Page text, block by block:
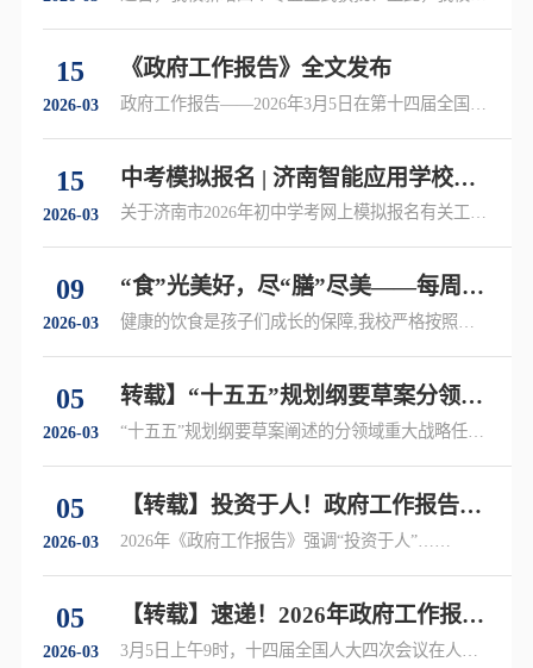
15
2026-03
《政府工作报告》全文发布
政府工作报告——2026年3月5日在第十四届全国人
15
2026-03
中考模拟报名 | 济南智能应用学校关
于济南市2026年初中学考网上模拟报
名温馨提示
关于济南市2026年初中学考网上模拟报名有关工作
09
2026-03
“食”光美好，尽“膳”尽美——每周食
谱来啦
健康的饮食是孩子们成长的保障,我校严格按照每
05
2026-03
转载】“十五五”规划纲要草案分领域
重大战略任务，一图速览！
“十五五”规划纲要草案阐述的分领域重大战略任
05
2026-03
【转载】投资于人！政府工作报告最
新部署
2026年《政府工作报告》强调“投资于人”……
05
2026-03
【转载】速递！2026年政府工作报告
这样为教育工作划重点
3月5日上午9时，十四届全国人大四次会议在人民